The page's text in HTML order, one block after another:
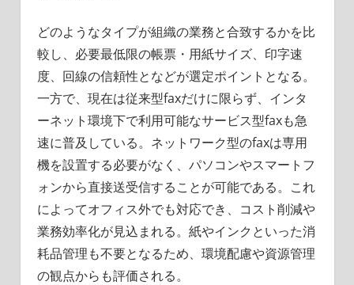
どのようなタイプが組織の業務と合致するかを比
較し、必要最低限の帳票・用紙サイズ、印字速
度、回線の信頼性となどが選定ポイントとなる。
一方で、現在は従来型faxだけに限らず、インタ
ーネット環境下で利用可能なサービス型faxも急
速に普及している。ネットワーク型のfaxは専用
機を設置する必要がなく、パソコンやスマートフ
ォンから直接送受信することが可能である。これ
によってオフィス外でも対応でき、コスト削減や
業務効率化が見込まれる。紙やインクといった消
耗品管理も不要となるため、環境配慮や資源管理
の観点からも評価される。